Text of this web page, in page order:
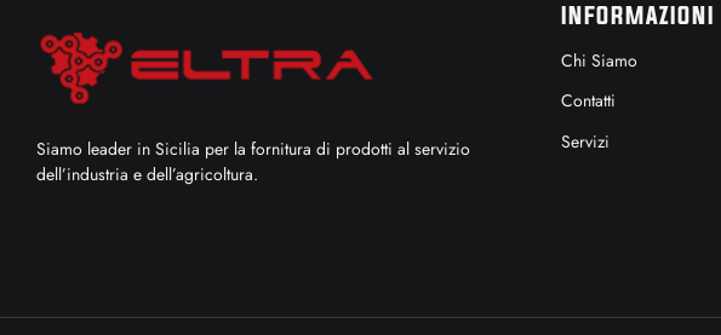
Siamo leader in Sicilia per la fornitura di prodotti al servizio
dell’industria e dell’agricoltura.
INFORMAZIONI
Chi Siamo
Contatti
Servizi